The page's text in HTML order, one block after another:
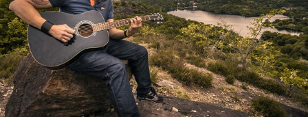
Перевод интернет-магазина
Guitaramania.ru на 1С-Битрикс
Смотреть проект